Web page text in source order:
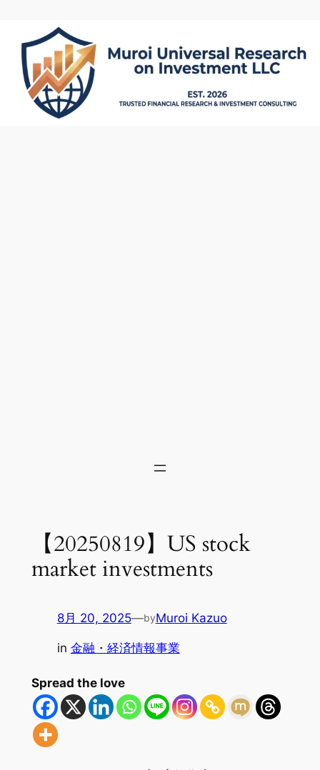
【20250819】US stock
market investments
8月 20, 2025—byMuroi Kazuo
in 金融・経済情報事業
Spread the love